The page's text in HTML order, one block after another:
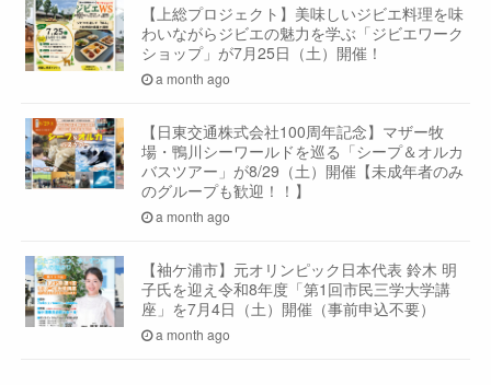
【上総プロジェクト】美味しいジビエ料理を味
わいながらジビエの魅力を学ぶ「ジビエワーク
ショップ」が7月25日（土）開催！
a month ago
【日東交通株式会社100周年記念】マザー牧
場・鴨川シーワールドを巡る「シープ＆オルカ
バスツアー」が8/29（土）開催【未成年者のみ
のグループも歓迎！！】
a month ago
【袖ケ浦市】元オリンピック日本代表 鈴木 明
子氏を迎え令和8年度「第1回市民三学大学講
座」を7月4日（土）開催（事前申込不要）
a month ago